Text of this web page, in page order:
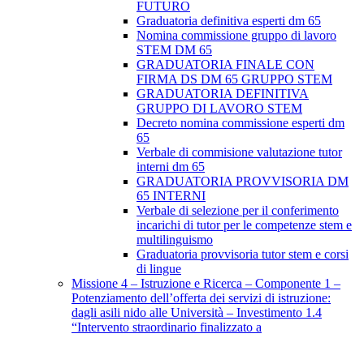
FUTURO
Graduatoria definitiva esperti dm 65
Nomina commissione gruppo di lavoro
STEM DM 65
GRADUATORIA FINALE CON
FIRMA DS DM 65 GRUPPO STEM
GRADUATORIA DEFINITIVA
GRUPPO DI LAVORO STEM
Decreto nomina commissione esperti dm
65
Verbale di commisione valutazione tutor
interni dm 65
GRADUATORIA PROVVISORIA DM
65 INTERNI
Verbale di selezione per il conferimento
incarichi di tutor per le competenze stem e
multilinguismo
Graduatoria provvisoria tutor stem e corsi
di lingue
Missione 4 – Istruzione e Ricerca – Componente 1 –
Potenziamento dell’offerta dei servizi di istruzione:
dagli asili nido alle Università – Investimento 1.4
“Intervento straordinario finalizzato a